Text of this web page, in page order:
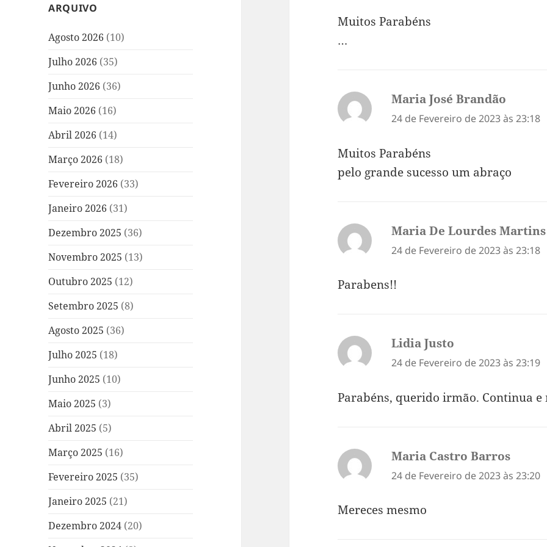
ARQUIVO
Agosto 2026 (10)
Julho 2026 (35)
Junho 2026 (36)
Maio 2026 (16)
Abril 2026 (14)
Março 2026 (18)
Fevereiro 2026 (33)
Janeiro 2026 (31)
Dezembro 2025 (36)
Novembro 2025 (13)
Outubro 2025 (12)
Setembro 2025 (8)
Agosto 2025 (36)
Julho 2025 (18)
Junho 2025 (10)
Maio 2025 (3)
Abril 2025 (5)
Março 2025 (16)
Fevereiro 2025 (35)
Janeiro 2025 (21)
Dezembro 2024 (20)
Muitos Parabéns
…
Maria José Brandão
24 de Fevereiro de 2023 às 23:18
Muitos Parabéns
pelo grande sucesso um abraço
Maria De Lourdes Martins
24 de Fevereiro de 2023 às 23:18
Parabens!!
Lidia Justo
24 de Fevereiro de 2023 às 23:19
Parabéns, querido irmão. Continua e
Maria Castro Barros
24 de Fevereiro de 2023 às 23:20
Mereces mesmo